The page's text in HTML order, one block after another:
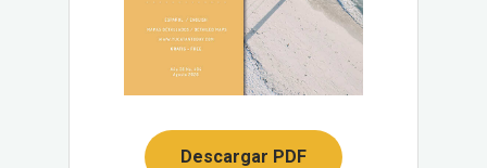
Descargar PDF